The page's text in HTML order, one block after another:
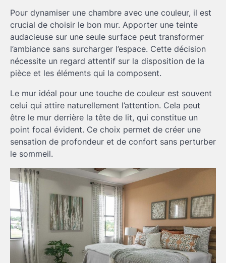
Pour dynamiser une chambre avec une couleur, il est
crucial de choisir le bon mur. Apporter une teinte
audacieuse sur une seule surface peut transformer
l’ambiance sans surcharger l’espace. Cette décision
nécessite un regard attentif sur la disposition de la
pièce et les éléments qui la composent.
Le mur idéal pour une touche de couleur est souvent
celui qui attire naturellement l’attention. Cela peut
être le mur derrière la tête de lit, qui constitue un
point focal évident. Ce choix permet de créer une
sensation de profondeur et de confort sans perturber
le sommeil.